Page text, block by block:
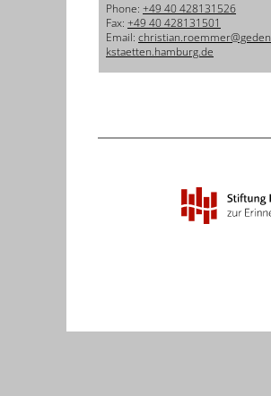
Phone: +49 40 428131526
Fax: +49 40 428131501
Email: christian.roemmer@geden
kstaetten.hamburg.de